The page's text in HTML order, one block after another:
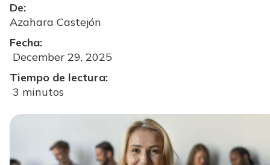
De:
Azahara Castejón
Fecha:
December 29, 2025
Tiempo de lectura:
3 minutos